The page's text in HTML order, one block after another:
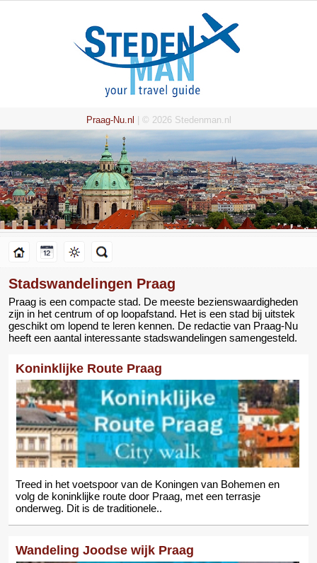
Praag-Nu.nl | © 2026 Stedenman.nl
Stadswandelingen Praag
Praag is een compacte stad. De meeste bezienswaardigheden
zijn in het centrum of op loopafstand. Het is een stad bij uitstek
geschikt om lopend te leren kennen. De redactie van Praag-Nu
heeft een aantal interessante stadswandelingen samengesteld.
Koninklijke Route Praag
Treed in het voetspoor van de Koningen van Bohemen en
volg de koninklijke route door Praag, met een terrasje
onderweg. Dit is de traditionele..
Wandeling Joodse wijk Praag